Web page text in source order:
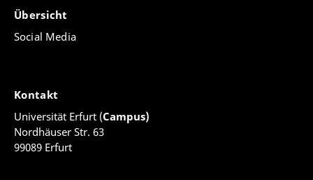
Übersicht
Social Media
Kontakt
Universität Erfurt (Campus)
Nordhäuser Str. 63
99089 Erfurt